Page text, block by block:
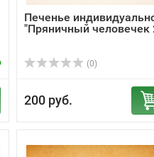
Печенье
"Пряничный человечек
(0)
200 руб.